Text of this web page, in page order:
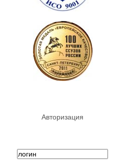
Авторизация